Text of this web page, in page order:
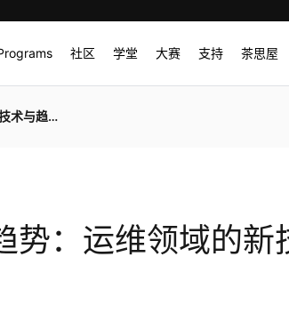
社区 学堂 大赛 支持 茶思屋
与趋势
势：运维领域的新